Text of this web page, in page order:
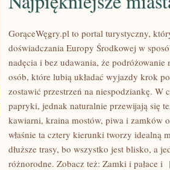
GorąceWęgry.pl to portal turystyczny,
doświadczania Europy Środkowej w
nadęcia i bez udawania, że
osób, które lubią układać wyjazdy krok
zostawić przestrzeń na niespodziankę. W
papryki, jednak naturalnie przewijają się
kawiarni, kraina mostów, piwa i zamków
właśnie ta cztery kierunki tworzy idealną
dłuższe trasy, bo wszystko jest blisko, a
różnorodne. Zobacz też: Zamki i pałace i